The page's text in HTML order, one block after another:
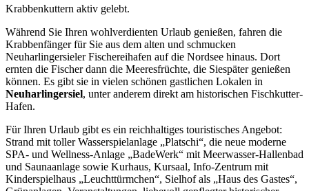
Krabbenkuttern aktiv gelebt.
Während Sie Ihren wohlverdienten Urlaub genießen, fahren die
Krabbenfänger für Sie aus dem alten und schmucken
Neuharlingersieler Fischereihafen auf die Nordsee hinaus. Dort
ernten die Fischer dann die Meeresfrüchte, die Siespäter genießen
können. Es gibt sie in vielen schönen gastlichen Lokalen in
Neuharlingersiel, unter anderem direkt am historischen Fischkutter-
Hafen.
Für Ihren Urlaub gibt es ein reichhaltiges touristisches Angebot:
Strand mit toller Wasserspielanlage „Platschi“, die neue moderne
SPA- und Wellness-Anlage „BadeWerk“ mit Meerwasser-Hallenbad
und Saunaanlage sowie Kurhaus, Kursaal, Info-Zentrum mit
Kinderspielhaus „Leuchttürmchen“, Sielhof als „Haus des Gastes“,